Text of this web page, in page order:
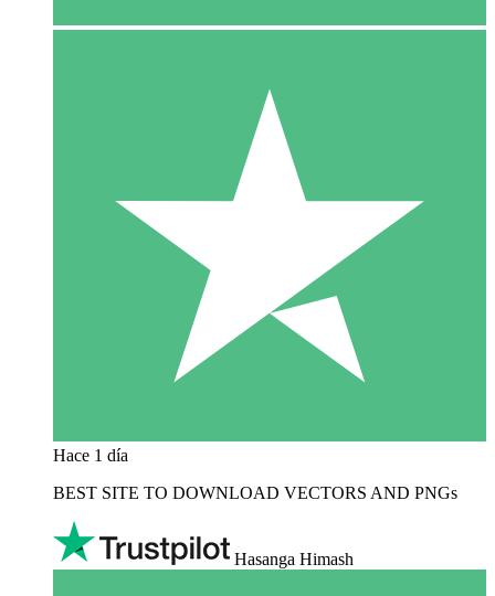
Hace 1 día
BEST SITE TO DOWNLOAD VECTORS AND PNGs
Hasanga Himash